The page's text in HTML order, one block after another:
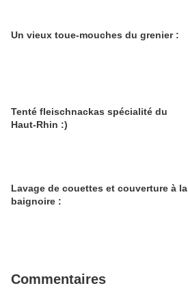
Un vieux toue-mouches du grenier :
Tenté fleischnackas spécialité du
Haut-Rhin :)
Lavage de couettes et couverture à la
baignoire :
Commentaires